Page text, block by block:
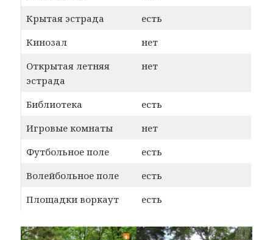
Крытая эстрада
есть
Кинозал
нет
Открытая летняя
эстрада
нет
Библиотека
есть
Игровые комнаты
нет
Футбольное поле
есть
Волейбольное поле
есть
Площадки воркаут
есть